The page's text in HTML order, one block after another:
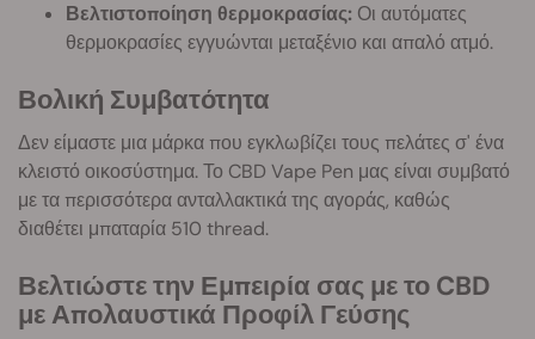
Βελτιστοποίηση θερμοκρασίας: Οι αυτόματες
θερμοκρασίες εγγυώνται μεταξένιο και απαλό ατμό.
Βολική Συμβατότητα
Δεν είμαστε μια μάρκα που εγκλωβίζει τους πελάτες σ' ένα
κλειστό οικοσύστημα. Το CBD Vape Pen μας είναι συμβατό
με τα περισσότερα ανταλλακτικά της αγοράς, καθώς
διαθέτει μπαταρία 510 thread.
Βελτιώστε την Εμπειρία σας με το CBD
με Απολαυστικά Προφίλ Γεύσης